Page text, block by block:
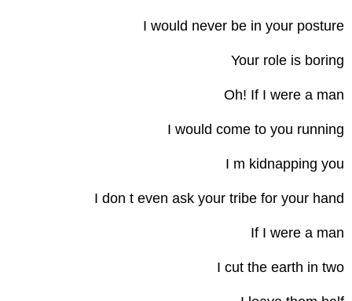
I would never be in your posture
Your role is boring
Oh! If I were a man
I would come to you running
I m kidnapping you
I don t even ask your tribe for your hand
If I were a man
I cut the earth in two